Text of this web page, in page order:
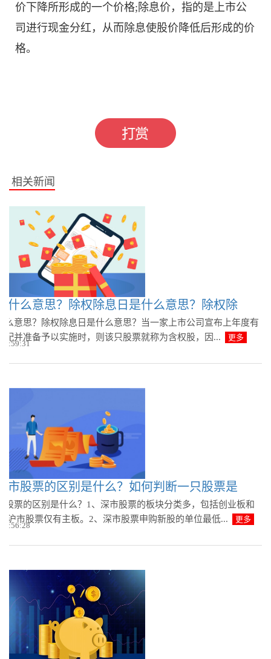
价下降所形成的一个价格;除息价，指的是上市公
司进行现金分红，从而除息使股价降低后形成的价
格。
相关新闻
什么意思？除权除息日是什么意思？除权除
么意思？除权除息日是什么意思？当一家上市公司宣布上年度有
配并准备予以实施时，则该只股票就称为含权股，因...
更多
市股票的区别是什么？如何判断一只股票是
股票的区别是什么？1、深市股票的板块分类多，包括创业板和
;沪市股票仅有主板。2、深市股票申购新股的单位最低...
更多